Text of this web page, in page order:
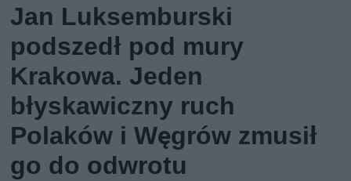
Jan Luksemburski
podszedł pod mury
Krakowa. Jeden
błyskawiczny ruch
Polaków i Węgrów zmusił
go do odwrotu